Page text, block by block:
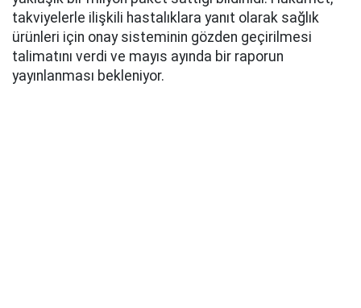
takviyelerle ilişkili hastalıklara yanıt olarak sağlık
ürünleri için onay sisteminin gözden geçirilmesi
talimatını verdi ve mayıs ayında bir raporun
yayınlanması bekleniyor.